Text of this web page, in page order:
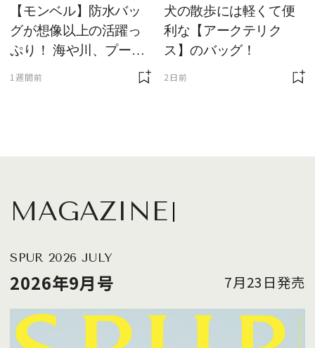
【モンベル】防水バッ
グが想像以上の活躍っ
ぷり！ 海や川、プール
1週間前
犬の散歩には軽くて便
利な【アークテリク
ス】のバッグ！
2日前
MAGAZINE
SPUR 2026 JULY
2026年9月号 7月23日発売